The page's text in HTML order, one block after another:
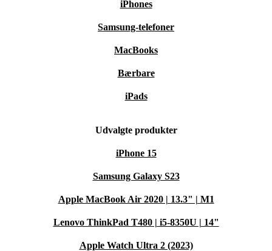
iPhones
Samsung-telefoner
MacBooks
Bærbare
iPads
Udvalgte produkter
iPhone 15
Samsung Galaxy S23
Apple MacBook Air 2020 | 13.3" | M1
Lenovo ThinkPad T480 | i5-8350U | 14"
Apple Watch Ultra 2 (2023)